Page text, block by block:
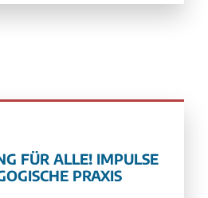
FÜR ALLE! IMPULSE
PRAXIS